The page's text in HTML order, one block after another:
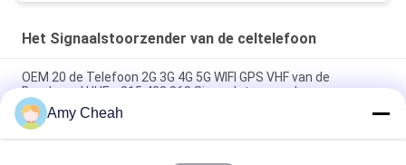
Het Signaalstoorzender van de celtelefoon
OEM 20 de Telefoon 2G 3G 4G 5G WIFI GPS VHF van de
Bandencel UHFrc315 433 868 Signaalstoorzender
40W middelhoogvermogen 150m de Stoorzender van het de
Telefoonsignaal van de 8 Kanalencel voor Gevangenis
Amy Cheah